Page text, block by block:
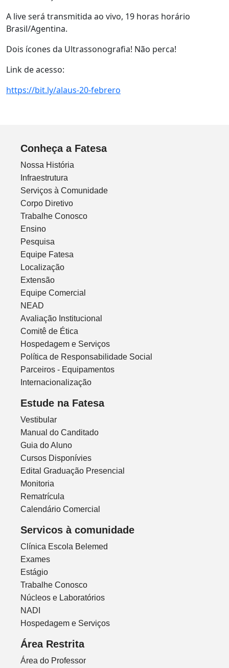
A live será transmitida ao vivo, 19 horas horário
Brasil/Agentina.
Dois ícones da Ultrassonografia! Não perca!
Link de acesso:
https://bit.ly/alaus-20-febrero
Conheça a Fatesa
Nossa História
Infraestrutura
Serviços à Comunidade
Corpo Diretivo
Trabalhe Conosco
Ensino
Pesquisa
Equipe Fatesa
Localização
Extensão
Equipe Comercial
NEAD
Avaliação Institucional
Comitê de Ética
Hospedagem e Serviços
Política de Responsabilidade Social
Parceiros - Equipamentos
Internacionalização
Estude na Fatesa
Vestibular
Manual do Canditado
Guia do Aluno
Cursos Disponívies
Edital Graduação Presencial
Monitoria
Rematrícula
Calendário Comercial
Servicos à comunidade
Clínica Escola Belemed
Exames
Estágio
Trabalhe Conosco
Núcleos e Laboratórios
NADI
Hospedagem e Serviços
Área Restrita
Área do Professor